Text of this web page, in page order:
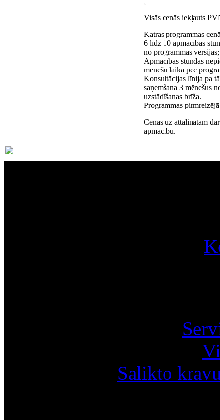
Visās cenās iekļauts
Katras programmas
6 līdz 10 apmācības
no programmas versijas;
Apmācības stundas
mēnešu laikā pēc
Konsultācijas līnija pa
saņemšana 3 mēnešus
uzstādīšanas brīža.
Programmas
Cenas uz attālinātām
apmācību.
Salikto